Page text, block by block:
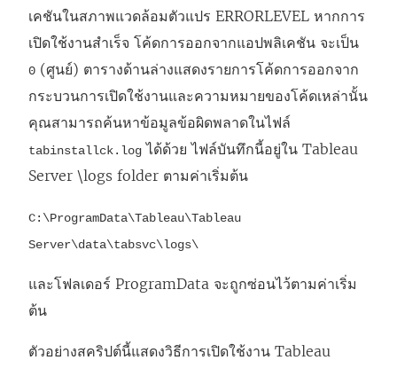
เคชันในสภาพแวดล้อมตัวแปร ERRORLEVEL หากการ
เปิดใช้งานสำเร็จ โค้ดการออกจากแอปพลิเคชัน จะเป็น
0 (ศูนย์) ตารางด้านล่างแสดงรายการโค้ดการออกจาก
กระบวนการเปิดใช้งานและความหมายของโค้ดเหล่านั้น
คุณสามารถค้นหาข้อมูลข้อผิดพลาดในไฟล์
tabinstallck.log ได้ด้วย ไฟล์บันทึกนี้อยู่ใน Tableau
Server \logs folder ตามค่าเริ่มต้น
C:\ProgramData\Tableau\Tableau
Server\data\tabsvc\logs\
และโฟลเดอร์ ProgramData จะถูกซ่อนไว้ตามค่าเริ่ม
ต้น
ตัวอย่างสคริปต์นี้แสดงวิธีการเปิดใช้งาน Tableau